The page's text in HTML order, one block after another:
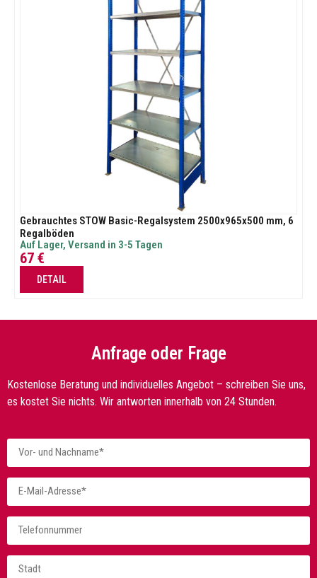
Gebrauchtes STOW Basic-Regalsystem 2500x965x500 mm, 6
Regalböden
Auf Lager, Versand in 3-5 Tagen
67 €
DETAIL
Anfrage oder Frage
Kostenlose Beratung und individuelles Angebot – schreiben Sie uns,
es kostet Sie nichts. Wir antworten innerhalb von 24 Stunden.